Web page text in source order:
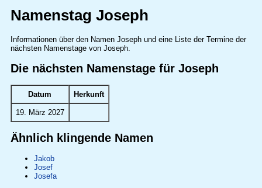
Namenstag Joseph
Informationen über den Namen Joseph und eine Liste der Termine der
nächsten Namenstage von Joseph.
Die nächsten Namenstage für Joseph
Datum Herkunft
19. März 2027
Ähnlich klingende Namen
Jakob
Josef
Josefa